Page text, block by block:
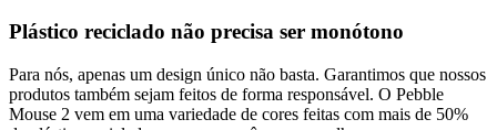
Plástico reciclado não precisa ser monótono
Para nós, apenas um design único não basta. Garantimos que nossos
produtos também sejam feitos de forma responsável. O Pebble
Mouse 2 vem em uma variedade de cores feitas com mais de 50%